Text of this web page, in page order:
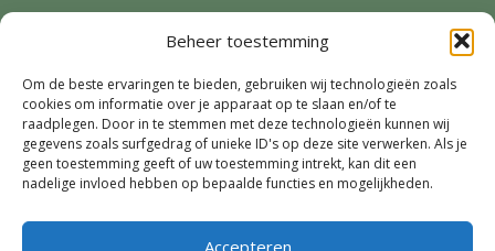
Beheer toestemming
Om de beste ervaringen te bieden, gebruiken wij technologieën zoals
cookies om informatie over je apparaat op te slaan en/of te
raadplegen. Door in te stemmen met deze technologieën kunnen wij
gegevens zoals surfgedrag of unieke ID's op deze site verwerken. Als je
geen toestemming geeft of uw toestemming intrekt, kan dit een
nadelige invloed hebben op bepaalde functies en mogelijkheden.
Accepteren
E-mail:Winterman.kunstnatuur@live.nl
Telefoon:0641124587
SOCIAL MEDIA